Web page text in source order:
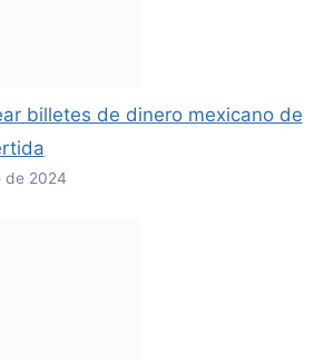
billetes de dinero mexicano de
de 2024